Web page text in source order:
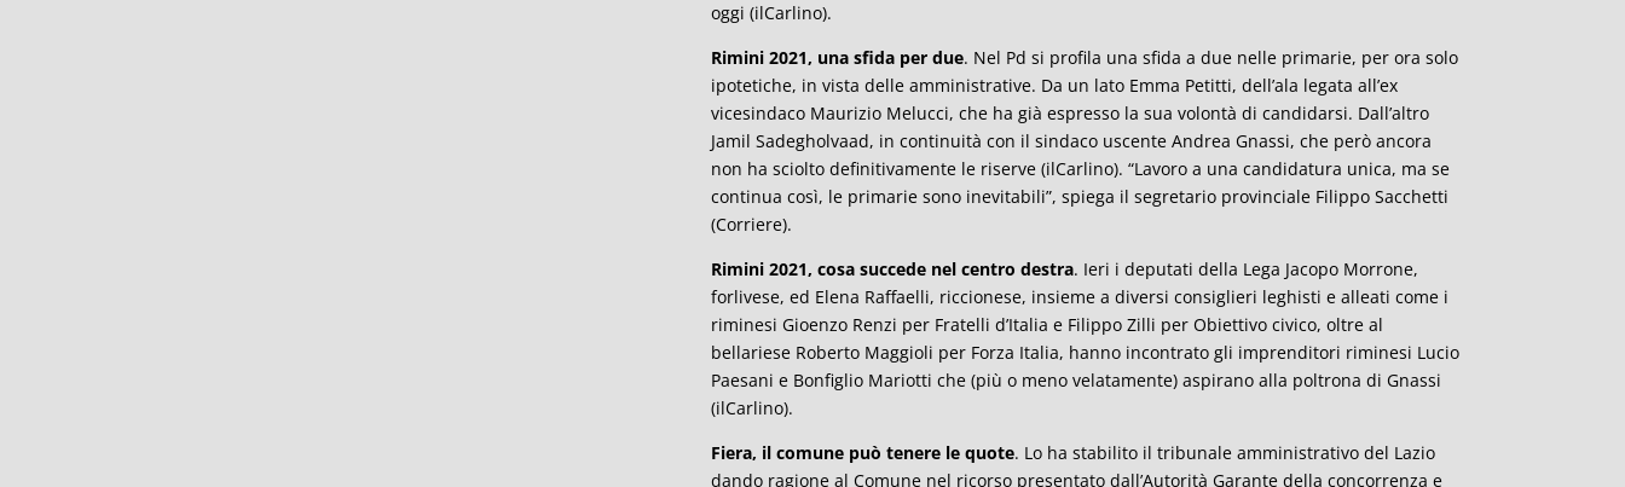
oggi (ilCarlino).
Rimini 2021, una sfida per due. Nel Pd si profila una sfida a due nelle primarie, per ora solo
ipotetiche, in vista delle amministrative. Da un lato Emma Petitti, dell’ala legata all’ex
vicesindaco Maurizio Melucci, che ha già espresso la sua volontà di candidarsi. Dall’altro
Jamil Sadegholvaad, in continuità con il sindaco uscente Andrea Gnassi, che però ancora
non ha sciolto definitivamente le riserve (ilCarlino). “Lavoro a una candidatura unica, ma se
continua così, le primarie sono inevitabili”, spiega il segretario provinciale Filippo Sacchetti
(Corriere).
Rimini 2021, cosa succede nel centro destra. Ieri i deputati della Lega Jacopo Morrone,
forlivese, ed Elena Raffaelli, riccionese, insieme a diversi consiglieri leghisti e alleati come i
riminesi Gioenzo Renzi per Fratelli d’Italia e Filippo Zilli per Obiettivo civico, oltre al
bellariese Roberto Maggioli per Forza Italia, hanno incontrato gli imprenditori riminesi Lucio
Paesani e Bonfiglio Mariotti che (più o meno velatamente) aspirano alla poltrona di Gnassi
(ilCarlino).
Fiera, il comune può tenere le quote. Lo ha stabilito il tribunale amministrativo del Lazio
dando ragione al Comune nel ricorso presentato dall’Autorità Garante della concorrenza e